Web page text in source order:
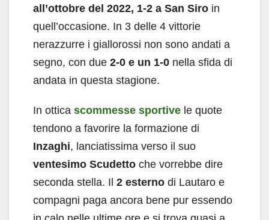
all’ottobre del 2022, 1-2 a San Siro in
quell’occasione. In 3 delle 4 vittorie
nerazzurre i giallorossi non sono andati a
segno, con due 2-0 e un 1-0 nella sfida di
andata in questa stagione.
In ottica scommesse sportive le quote
tendono a favorire la formazione di
Inzaghi, lanciatissima verso il suo
ventesimo Scudetto che vorrebbe dire
seconda stella. Il 2 esterno di Lautaro e
compagni paga ancora bene pur essendo